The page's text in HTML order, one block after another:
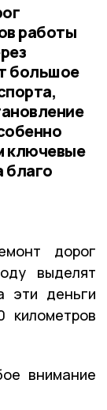
работы
большое
ключевые
благо
дорог
выделят
эти деньги
километров
внимание